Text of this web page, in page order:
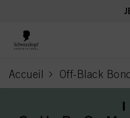
Accueil Off-Black
current page